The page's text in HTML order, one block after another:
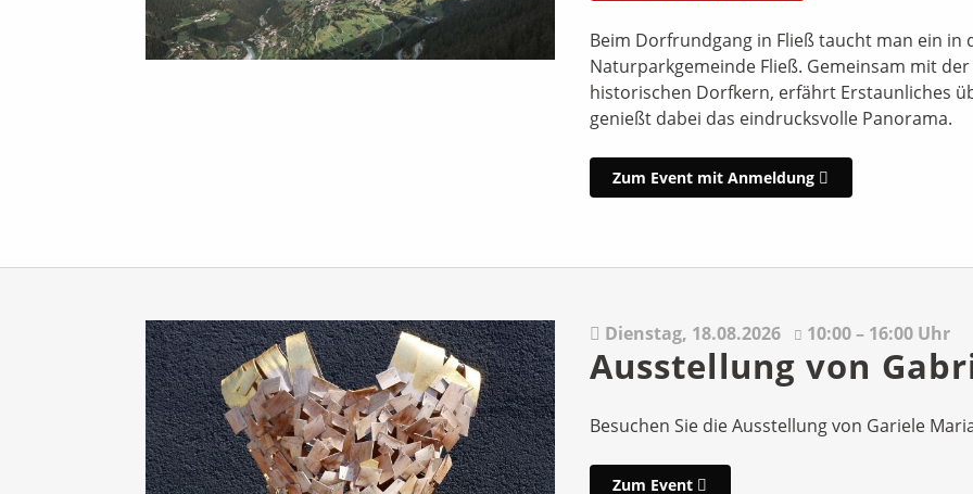
Beim Dorfrundgang in Fließ taucht man ein in
Naturparkgemeinde Fließ. Gemeinsam mit
historischen Dorfkern, erfährt Erstaunliches
genießt dabei das eindrucksvolle Panorama.
Zum Event mit Anmeldung
Dienstag, 18.08.2026 10:00 – 16:00 Uhr
Ausstellung von
Besuchen Sie die Ausstellung von Gariele
Zum Event